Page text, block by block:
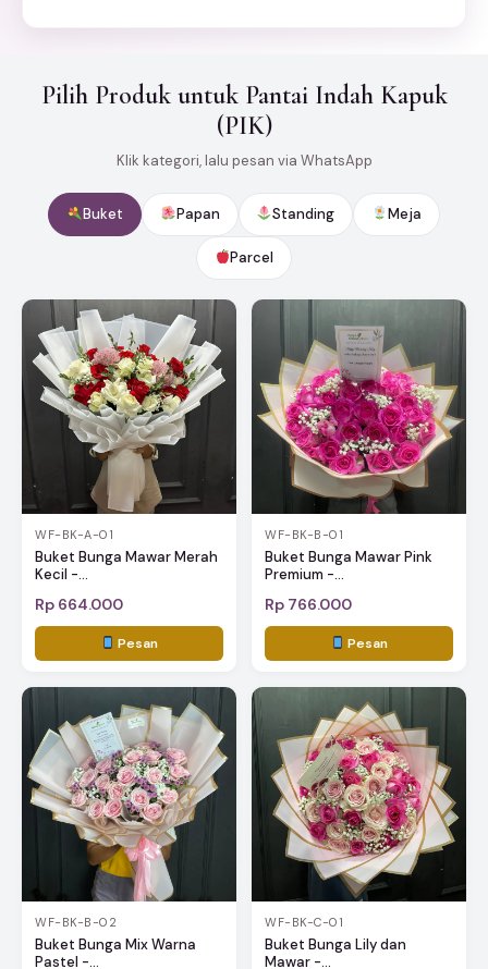
Pilih Produk untuk Pantai Indah Kapuk
(PIK)
Klik kategori, lalu pesan via WhatsApp
Buket Papan Standing Meja
Parcel
WF-BK-A-01
Buket Bunga Mawar Merah
Kecil -...
Rp 664.000
Pesan
WF-BK-B-01
Buket Bunga Mawar Pink
Premium -...
Rp 766.000
Pesan
WF-BK-B-02
Buket Bunga Mix Warna
Pastel -...
WF-BK-C-01
Buket Bunga Lily dan
Mawar -...